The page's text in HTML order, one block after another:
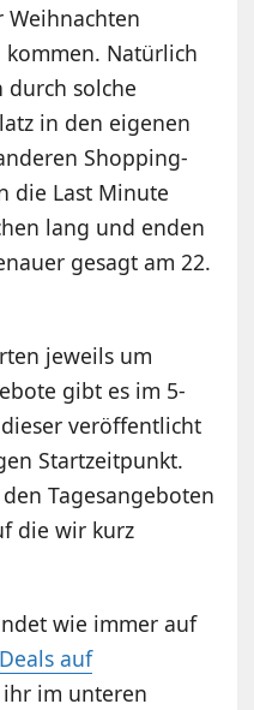
Weihnachten
kommen. Natürlich
durch solche
in den eigenen
Shopping-
die Last Minute
lang und enden
gesagt am 22.
jeweils um
gibt es im 5-
veröffentlicht
Startzeitpunkt.
Tagesangeboten
die wir kurz
wie immer auf
auf
im unteren